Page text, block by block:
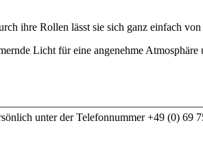
ihre Rollen lässt sie sich ganz einfach
Licht für eine angenehme
unter der Telefonnummer +49 (0)